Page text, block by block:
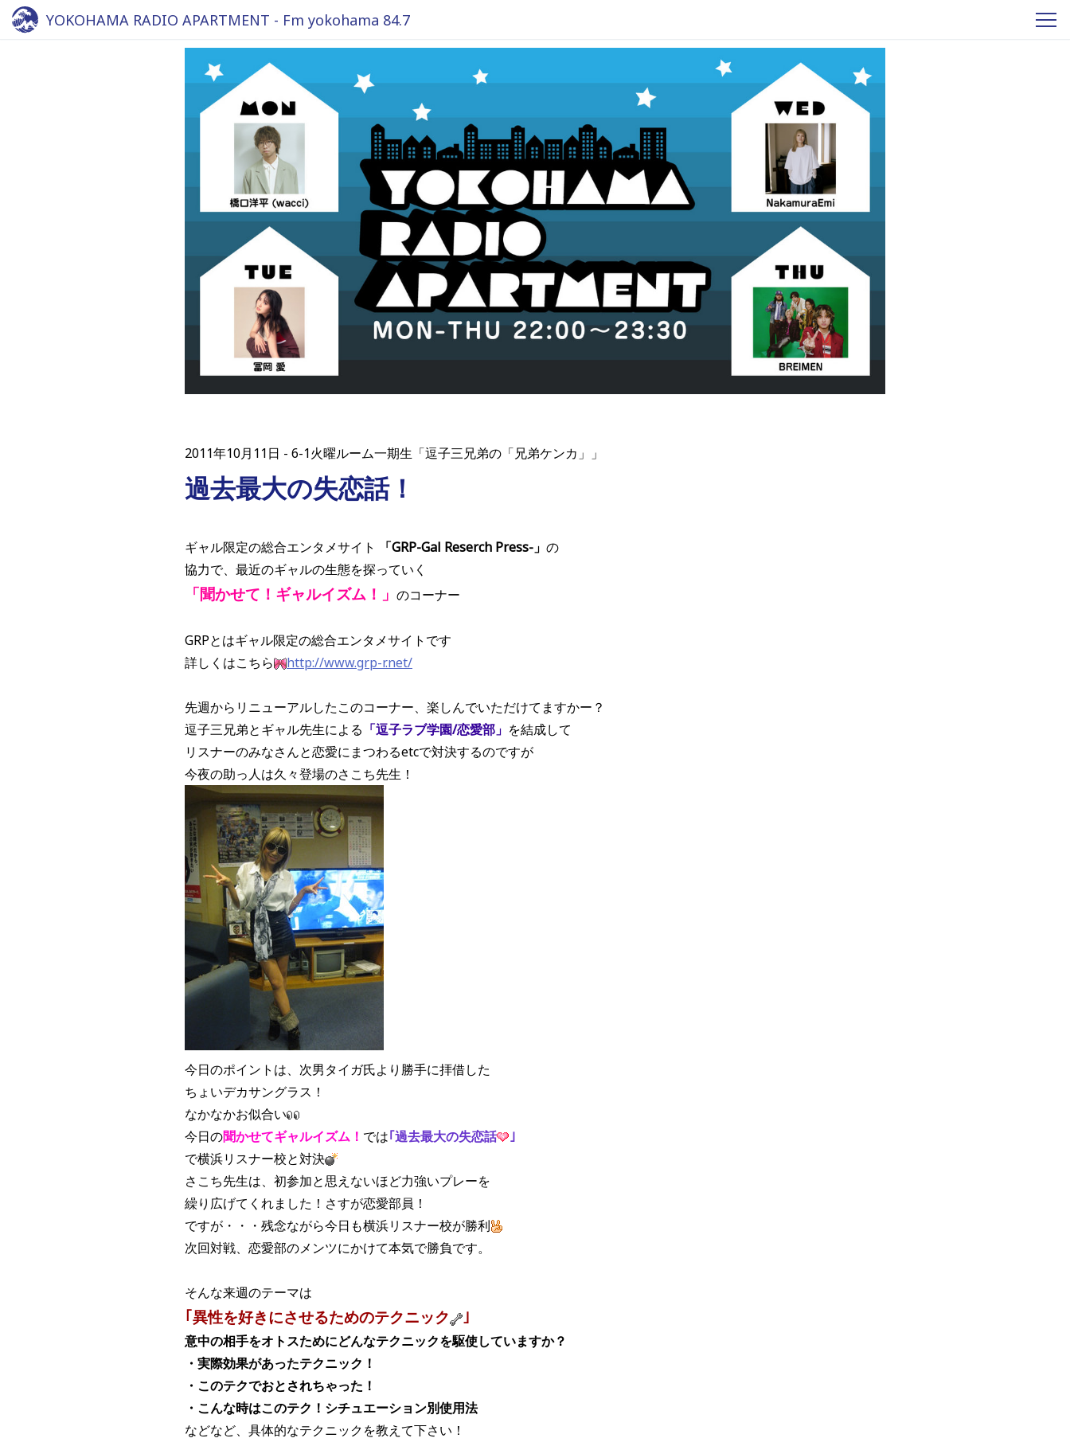
YOKOHAMA RADIO APARTMENT - Fm yokohama 84.7
2011年10月11日 6-1火曜ルーム一期生「逗子三兄弟の「兄弟ケンカ」」
過去最大の失恋話！
ギャル限定の総合エンタメサイト 「GRP-Gal Reserch Press-」 の
協力で、最近のギャルの生態を探っていく
「聞かせて！ギャルイズム！」 のコーナー
GRPとはギャル限定の総合エンタメサイトです
詳しくはこちら
http://www.grp-r.net/
先週からリニューアルしたこのコーナー、楽しんでいただけてますかー？
逗子三兄弟とギャル先生による 「逗子ラブ学園/恋愛部」 を結成して
リスナーのみなさんと恋愛にまつわるetcで対決するのですが
今夜の助っ人は久々登場のさこち先生！
今日のポイントは、次男タイガ氏より勝手に拝借した
ちょいデカサングラス！
なかなかお似合い
今日の聞かせてギャルイズム！ では｢過去最大の失恋話
｣
で横浜リスナー校と対決
さこち先生は、初参加と思えないほど力強いプレーを
繰り広げてくれました！さすが恋愛部員！
ですが・・・残念ながら今日も横浜リスナー校が勝利
次回対戦、恋愛部のメンツにかけて本気で勝負です。
そんな来週のテーマは
｢異性を好きにさせるためのテクニック ｣
意中の相手をオトスためにどんなテクニックを駆使していますか？
・実際効果があったテクニック！
・このテクでおとされちゃった！
・こんな時はこのテク！シチュエーション別使用法
などなど、具体的なテクニックを教えて下さい！